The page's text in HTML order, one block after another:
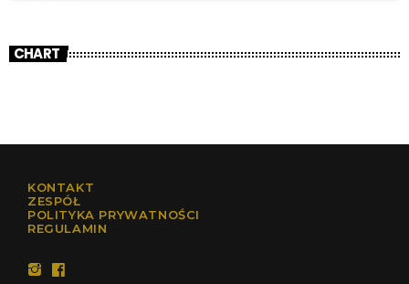
CHART
KONTAKT
ZESPÓŁ
POLITYKA PRYWATNOŚCI
REGULAMIN